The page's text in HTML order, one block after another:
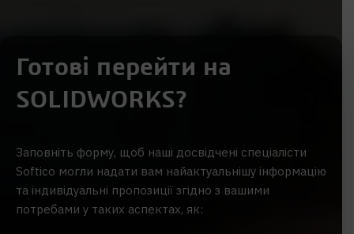
Готові перейти на
SOLIDWORKS?
Заповніть форму, щоб наші досвідчені спеціалісти
Softico могли надати вам найактуальнішу інформацію
та індивідуальні пропозиції згідно з вашими
потребами у таких аспектах, як: